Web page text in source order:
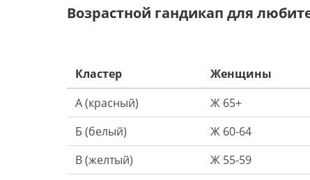
Возрастной гандикап для
Кластер Женщины
А (красный)
Ж 65+
Б (белый)
Ж 60-64
В (желтый)
Ж 55-59